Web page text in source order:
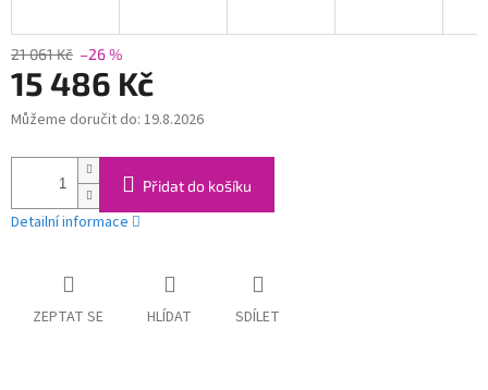
21 061 Kč –26 %
15 486 Kč
Měrná
Můžeme doručit do: 19.8.2026
Přidat do košíku
Detailní informace
ZEPTAT SE HLÍDAT SDÍLET